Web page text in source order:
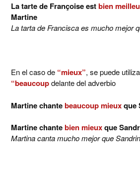
La tarte de Françoise estbien
Martine
La tarta de Francisca es mucho mejor
En el caso de “mieux”, se puede
“beaucoupdelante del adverbio
Martine chantebeaucoup mieuxque
Martine chantebien mieuxque
Martina canta mucho mejor que